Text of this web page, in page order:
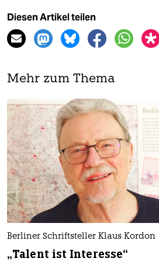
Diesen Artikel teilen
Mehr zum Thema
Berliner Schriftsteller Klaus Kordon
„Talent ist Interesse“